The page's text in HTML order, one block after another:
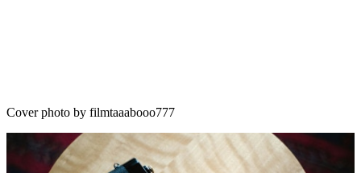
Cover photo by filmtaaabooo777